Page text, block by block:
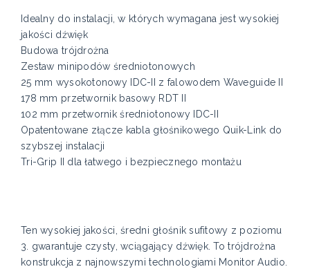
Idealny do instalacji, w których wymagana jest wysokiej
jakości dźwięk
Budowa trójdrożna
Zestaw minipodów średniotonowych
25 mm wysokotonowy IDC-II z falowodem Waveguide II
178 mm przetwornik basowy RDT II
102 mm przetwornik średniotonowy IDC-II
Opatentowane złącze kabla głośnikowego Quik-Link do
szybszej instalacji
Tri-Grip II dla łatwego i bezpiecznego montażu
Ten wysokiej jakości, średni głośnik sufitowy z poziomu
3. gwarantuje czysty, wciągający dźwięk. To trójdrożna
konstrukcja z najnowszymi technologiami Monitor Audio.